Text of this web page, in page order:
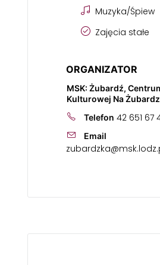
Muzyka/Śpiew
Zajęcia stałe
ORGANIZATOR
MSK: Żubardź,
Kulturowej Na
Telefon 42 651 67
Email